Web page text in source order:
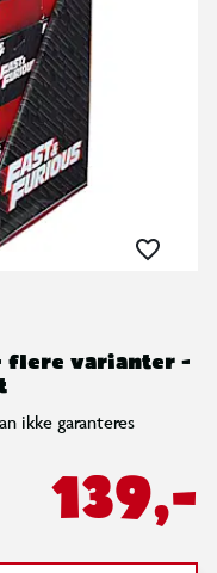
flere varianter -
ikke garanteres
139,-